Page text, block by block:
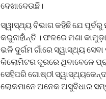
ଦେଖାଦେଉଛି।
ସ୍ୱାସ୍ଥ୍ୟ ବିଭାଗ କହିଛି ଯେ
କରୁନାହାଁନ୍ତି । ଫଳରେ ମଶା
ଭଳି ଦୁର୍ଗମ ଗାଁରେ ସ୍ୱାସ୍ଥ୍ୟ
କିଲୋମିଟର ଦୂରରେ ଥିବାବେଳେ
ସେହିପରି ଗୋଷ୍ଠୀ
ଲୋକମାନେ ଅନେକ ଅସୁବିଧାର